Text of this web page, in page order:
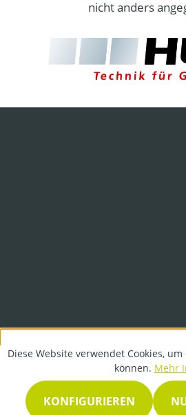
nicht anders
Diese Website verwendet Cookies,
können. Mehr
KONFIGURIEREN